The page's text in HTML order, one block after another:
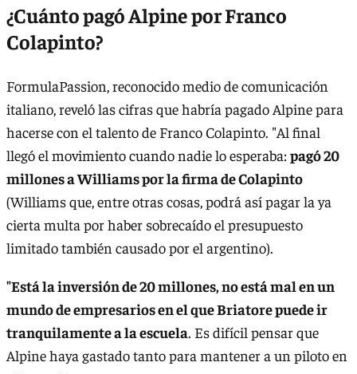
¿Cuánto pagó Alpine por Franco
Colapinto?
FormulaPassion, reconocido medio de comunicación
italiano, reveló las cifras que habría pagado Alpine para
hacerse con el talento de Franco Colapinto. "Al final
llegó el movimiento cuando nadie lo esperaba:pagó 20
millones a Williams por la firma de Colapinto
(Williams que, entre otras cosas, podrá así pagar la ya
cierta multa por haber sobrecaído el presupuesto
limitado también causado por el argentino).
"Está la inversión de 20 millones, no está mal en un
mundo de empresarios en el que Briatore puede ir
tranquilamente a la escuela. Es difícil pensar que
Alpine haya gastado tanto para mantener a un piloto en